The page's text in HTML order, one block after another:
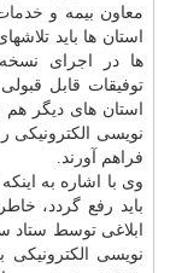
معاون بیمه و
استان ها باید
ها در اجرای نسخه
توفیقات قابل
استان های دیگر
نویسی الکترونیکی
فراهم آورند.
وی با اشاره به
باید رفع گردد،
ابلاغی توسط ستاد
نویسی